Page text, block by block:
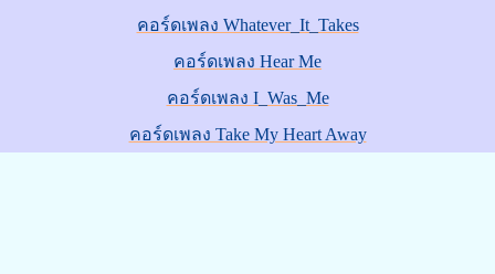
คอร์ดเพลง Whatever_It_Takes
คอร์ดเพลง Hear Me
คอร์ดเพลง I_Was_Me
คอร์ดเพลง Take My Heart Away